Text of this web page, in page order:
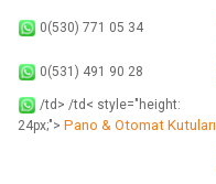
0(530) 771 05 34
0(531) 491 90 28
/td> /td< style="height:
24px;"> Pano & Otomat Kutuları